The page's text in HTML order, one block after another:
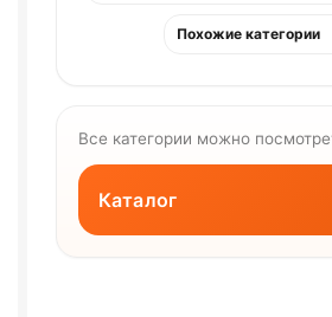
Похожие категории
Все категории можно
Каталог